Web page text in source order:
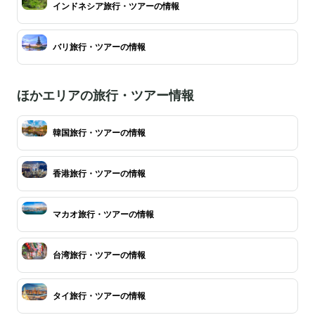
インドネシア旅行・ツアーの情報
バリ旅行・ツアーの情報
ほかエリアの旅行・ツアー情報
韓国旅行・ツアーの情報
香港旅行・ツアーの情報
マカオ旅行・ツアーの情報
台湾旅行・ツアーの情報
タイ旅行・ツアーの情報